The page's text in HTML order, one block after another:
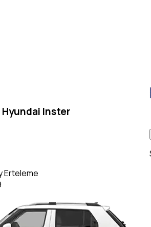
Hyundai Inster
Erteleme